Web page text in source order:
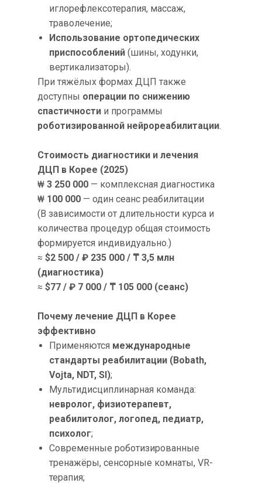
иглорефлексотерапия, массаж,
траволечение;
Использование ортопедических
приспособлений (шины, ходунки,
вертикализаторы).
При тяжёлых формах ДЦП также
доступны операции по снижению
спастичности и программы
роботизированной нейрореабилитации.
Стоимость диагностики и лечения
ДЦП в Корее (2025)
₩ 3 250 000 — комплексная диагностика
₩ 100 000 — один сеанс реабилитации
(В зависимости от длительности курса и
количества процедур общая стоимость
формируется индивидуально.)
≈ $2 500 / ₽ 235 000 / ₸ 3,5 млн
(диагностика)
≈ $77 / ₽ 7 000 / ₸ 105 000 (сеанс)
Почему лечение ДЦП в Корее
эффективно
Применяются международные
стандарты реабилитации (Bobath,
Vojta, NDT, SI);
Мультидисциплинарная команда:
невролог, физиотерапевт,
реабилитолог, логопед, педиатр,
психолог;
Современные роботизированные
тренажёры, сенсорные комнаты, VR-
терапия;